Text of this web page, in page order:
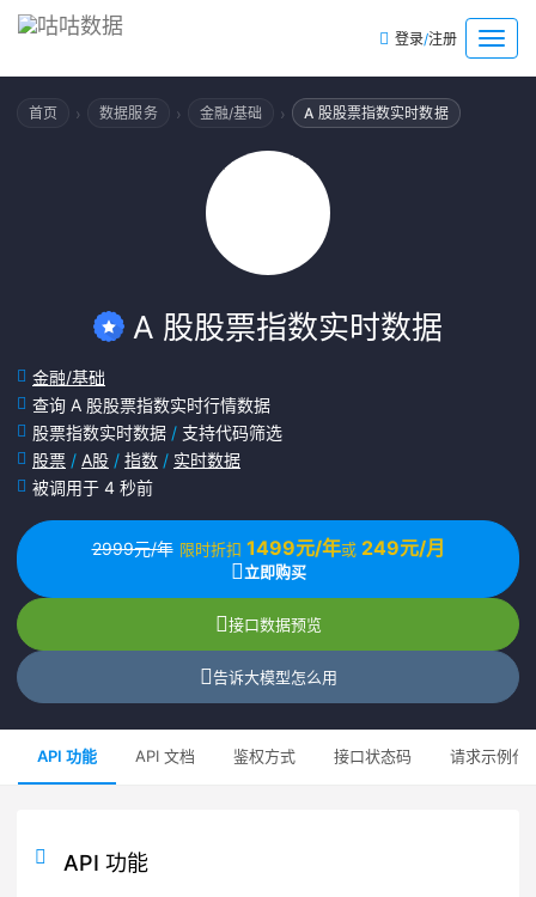
菜
单
登录/注册
首页 › 数据服务 › 金融/基础 › A 股股票指数实时数据
A 股股票指数实时数据
金融/基础
查询 A 股股票指数实时行情数据
股票指数实时数据 / 支持代码筛选
股票 / A股 / 指数 / 实时数据
被调用于 4 秒前
2999元/年 限时折扣 1499元/年或 249元/月
立即购买
接口数据预览
告诉大模型怎么用
API 功能 API 文档 鉴权方式 接口状态码 请求示例代
API 功能